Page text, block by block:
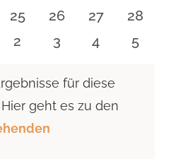
Veranstaltungen
Veranstaltungen
0
Veranstaltungen
25
0
Veranstaltungen
26
0
27
0
28
0
2
0
3
0
4
0
5
für diese
geht es zu den